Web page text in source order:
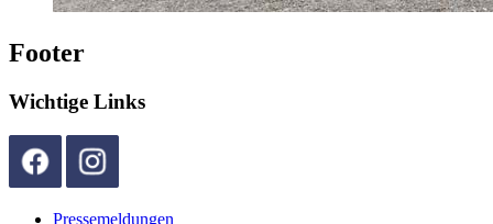
Footer
Wichtige Links
Pressemeldungen